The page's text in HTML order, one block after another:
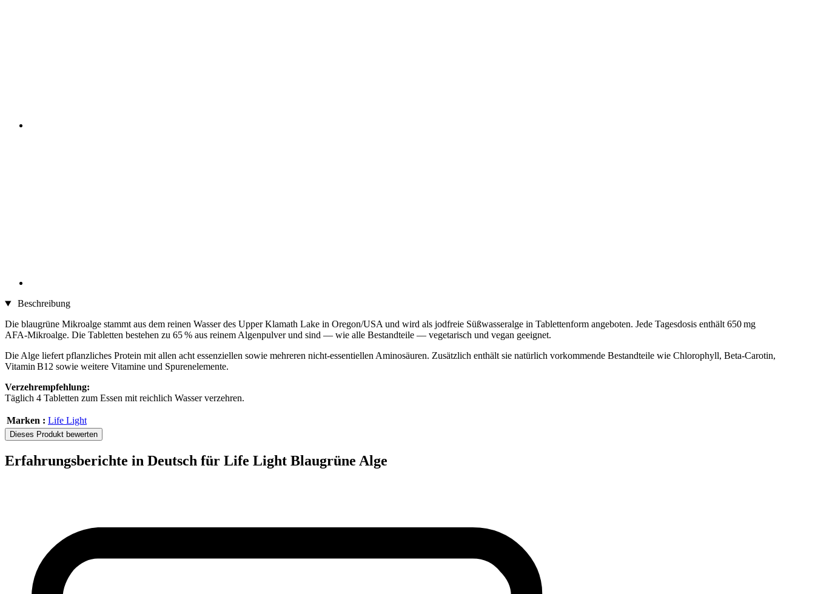
Beschreibung
Die blaugrüne Mikroalge stammt aus dem reinen Wasser des Upper Klamath Lake in Oregon/USA und wird als jodfreie Süßwasseralge in Tablettenform angeboten. Jede Tagesdosis enthält 650 mg
AFA‑Mikroalge. Die Tabletten bestehen zu 65 % aus reinem Algenpulver und sind — wie alle Bestandteile — vegetarisch und vegan geeignet.
Die Alge liefert pflanzliches Protein mit allen acht essenziellen sowie mehreren nicht-essen­tiellen Aminosäuren. Zusätzlich enthält sie natürlich vorkommende Bestandteile wie Chlorophyll, Beta‑Carotin,
Vitamin B12 sowie weitere Vitamine und Spurenelemente.
Verzehrempfehlung:
Täglich 4 Tabletten zum Essen mit reichlich Wasser verzehren.
Marken : Life Light
Dieses Produkt bewerten
Erfahrungsberichte in Deutsch für Life Light Blaugrüne Alge